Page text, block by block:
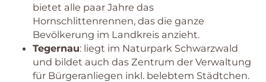
bietet alle paar Jahre das
Hornschlittenrennen, das die ganze
Bevölkerung im Landkreis anzieht.
Tegernau: liegt im Naturpark Schwarzwald
und bildet auch das Zentrum der Verwaltung
für Bürgeranliegen inkl. belebtem Städtchen.